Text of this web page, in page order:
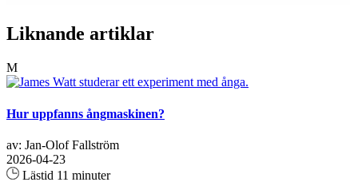
Liknande artiklar
M
Hur uppfanns ångmaskinen?
av: Jan-Olof Fallström
2026-04-23
Lästid 11 minuter